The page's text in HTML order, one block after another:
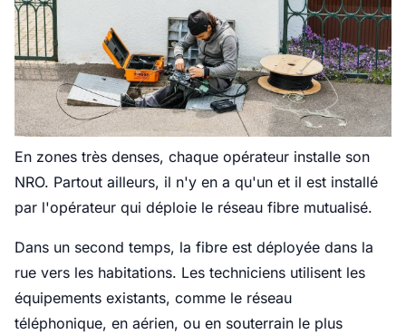
En zones très denses, chaque opérateur installe son
NRO. Partout ailleurs, il n'y en a qu'un et il est installé
par l'opérateur qui déploie le réseau fibre mutualisé.
Dans un second temps, la fibre est déployée dans la
rue vers les habitations. Les techniciens utilisent les
équipements existants, comme le réseau
téléphonique, en aérien, ou en souterrain le plus